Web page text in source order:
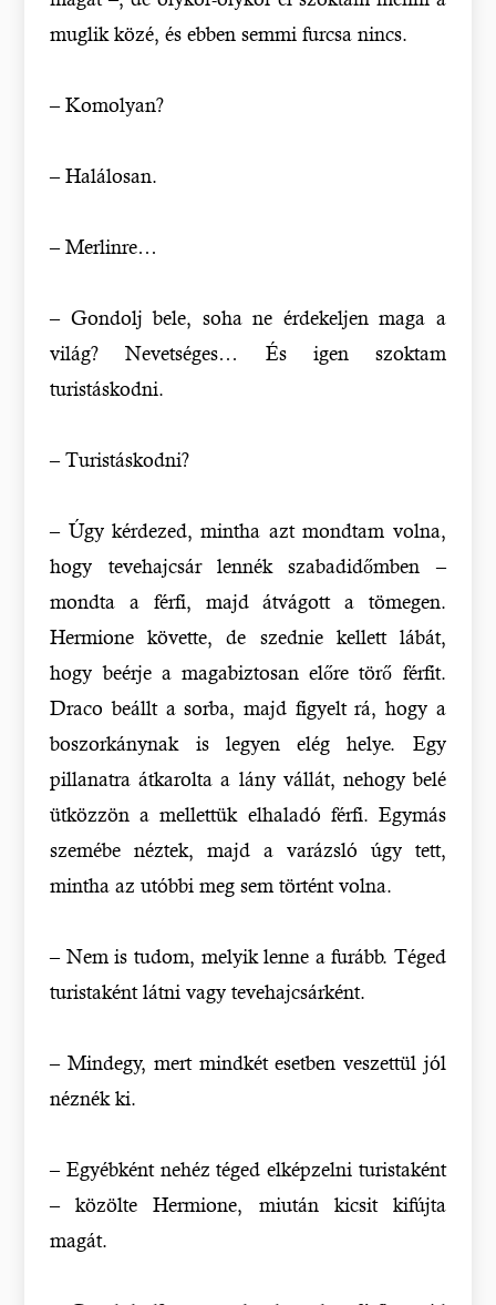
muglik közé, és ebben semmi furcsa nincs.
– Komolyan?
– Halálosan.
– Merlinre…
– Gondolj bele, soha ne érdekeljen maga a
világ? Nevetséges… És igen szoktam
turistáskodni.
– Turistáskodni?
– Úgy kérdezed, mintha azt mondtam volna,
hogy tevehajcsár lennék szabadidőmben –
mondta a férfi, majd átvágott a tömegen.
Hermione követte, de szednie kellett lábát,
hogy beérje a magabiztosan előre törő férfit.
Draco beállt a sorba, majd figyelt rá, hogy a
boszorkánynak is legyen elég helye. Egy
pillanatra átkarolta a lány vállát, nehogy belé
ütközzön a mellettük elhaladó férfi. Egymás
szemébe néztek, majd a varázsló úgy tett,
mintha az utóbbi meg sem történt volna.
– Nem is tudom, melyik lenne a furább. Téged
turistaként látni vagy tevehajcsárként.
– Mindegy, mert mindkét esetben veszettül jól
néznék ki.
– Egyébként nehéz téged elképzelni turistaként
– közölte Hermione, miután kicsit kifújta
magát.